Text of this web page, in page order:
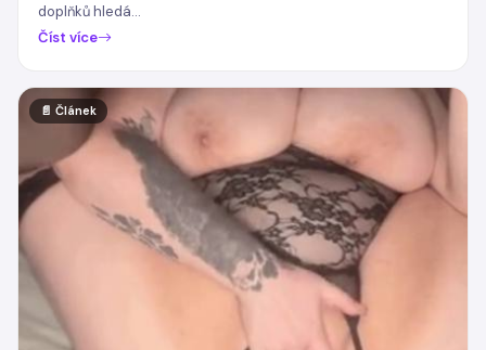
doplňků hledá…
Číst více
📄 Článek